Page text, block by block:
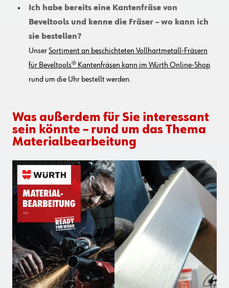
Ich habe bereits eine Kantenfräse von
Beveltools und kenne die Fräser – wo kann ich
sie bestellen?
UnserSortiment an beschichteten Vollhartmetall-Fräsern
für Beveltools® Kantenfräsen kann im Würth Online-Shop
rund um die Uhr bestellt werden.
Was außerdem für Sie interessant
sein könnte – rund um das Thema
Materialbearbeitung